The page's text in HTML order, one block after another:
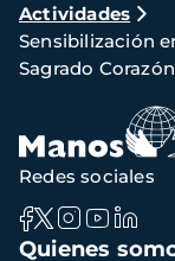
de
Actividades
Sensibilización
Sagrado
Navegación
Quienes
Redes sociales